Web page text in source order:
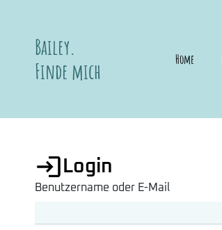
Bailey.
Finde mich
Home
Login
Benutzername oder E-Mail